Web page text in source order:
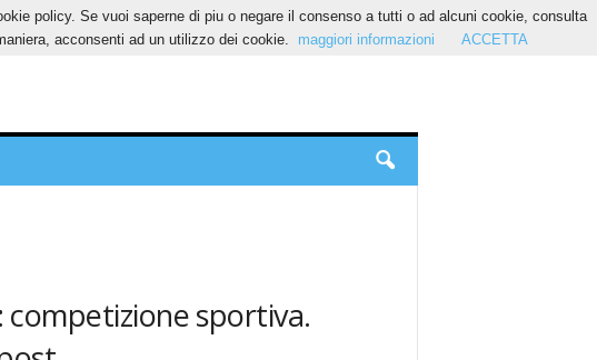
sportiva.
policy. Se vuoi saperne di piu o negare il consenso a tutti o ad alcuni cookie, consulta
acconsenti ad un utilizzo dei cookie.
maggiori informazioni ACCETTA